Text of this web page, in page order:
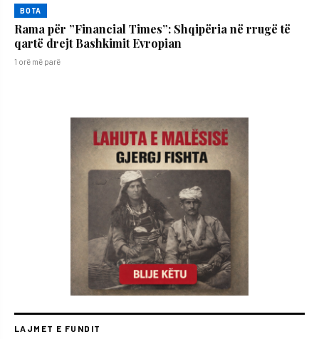
BOTA
Rama për ”Financial Times”: Shqipëria në rrugë të
qartë drejt Bashkimit Evropian
1 orë më parë
LAJMET E FUNDIT